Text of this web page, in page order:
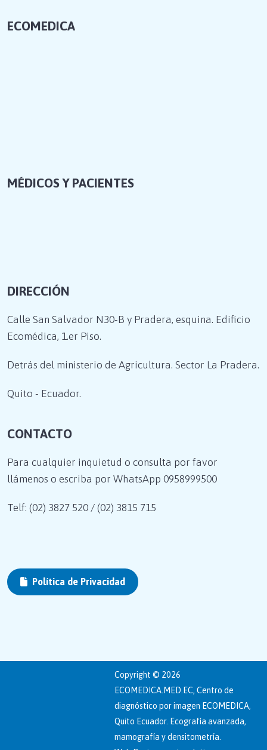
ECOMEDICA
MÉDICOS Y PACIENTES
DIRECCIÓN
Calle San Salvador N30-B y Pradera, esquina. Edificio
Ecomédica, 1.er Piso.
Detrás del ministerio de Agricultura. Sector La Pradera.
Quito - Ecuador.
CONTACTO
Para cualquier inquietud o consulta por favor
llámenos o escriba por WhatsApp 0958999500
Telf: (02) 3827 520 / (02) 3815 715
Política de Privacidad
Copyright © 2026
ECOMEDICA.MED.EC, Centro de
diagnóstico por imagen ECOMEDICA,
Quito Ecuador. Ecografía avanzada,
mamografía y densitometría.